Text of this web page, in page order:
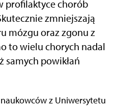
profilaktyce chorób
zmniejszają
mózgu oraz zgonu z
to wielu chorych nadal
samych powikłań